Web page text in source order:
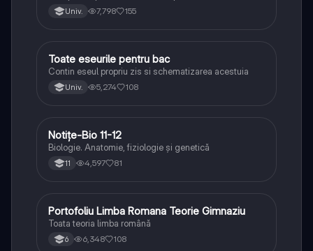
lipsesc relatiile dintre personaje si caracrerizarile.
Univ. 7,798 155
Limba și literatura română
Toate eseurile pentru bac
Contin eseul propriu zis si schematizarea acestuia
Univ. 5,274 108
Biologie
Notițe-Bio 11-12
Biologie. Anatomie, fiziologie și genetică
11 4,597 81
Limba și literatura română
Portofoliu Limba Romana Teorie Gimnaziu
Toata teoria limba română
6 6,348 108